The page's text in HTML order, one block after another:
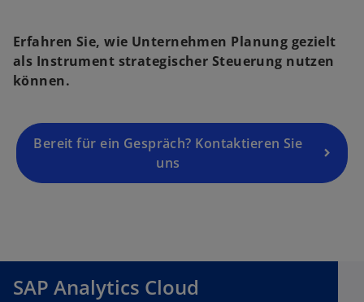
Erfahren Sie, wie Unternehmen Planung gezielt
als Instrument strategischer Steuerung nutzen
können.
Bereit für ein Gespräch? Kontaktieren Sie
uns
u
e
t
a
SAP Analytics Cloud